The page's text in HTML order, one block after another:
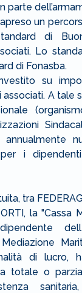
parte
un
di
Lo
di Fonasba.
su
A tale
annualmente
i
tra
la "Cassa
di lucro,
totale o